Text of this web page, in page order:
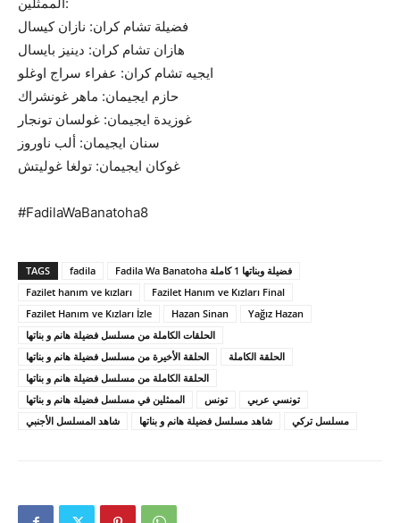
فضيلة تشام كران: نازان كيسال
هازان تشام كران: دينيز بايسال
ايجيه تشام كران: عفراء سراج اوغلو
حازم ايجيمان: ماهر غونشراك
غوزيدة ايجيمان: غولسان تونجار
سنان ايجيمان: ألب ناوروز
غوكان ايجيمان: تولغا غوليتش
#FadilaWaBanatoha8
TAGS fadila
Fadila Wa Banatoha فضيلة وبناتها 1 كاملة
Fazilet hanım ve kızları
Fazilet Hanım ve Kızları Final
Fazilet Hanım ve Kızları İzle
Hazan Sinan
Yağız Hazan
الحلقات الكاملة من مسلسل فضيلة هانم و بناتها
الحلقة الأخيرة من مسلسل فضيلة هانم و بناتها
الحلقة الكاملة
الحلقة الكاملة من مسلسل فضيلة هانم و بناتها
الممثلين في مسلسل فضيلة هانم و بناتها
تونس
تونسي عربي
شاهد المسلسل الأجنبي
شاهد مسلسل فضيلة هانم و بناتها مسلسل تركي